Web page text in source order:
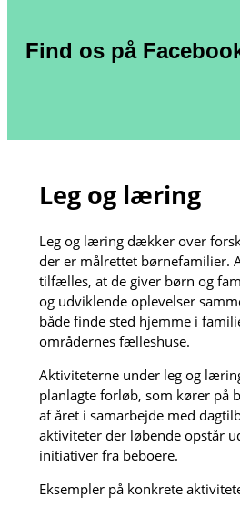
Find os på
Leg og læring
Leg og læring dækker over
der er målrettet børnefamilier.
tilfælles, at de giver børn og
og udviklende oplevelser
både finde sted hjemme i
områdernes fælleshuse.
Aktiviteterne under leg og
planlagte forløb, som kører på
af året i samarbejde med
aktiviteter der løbende opstår
initiativer fra beboere.
Eksempler på konkrete